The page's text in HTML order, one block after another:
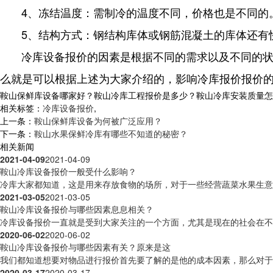
4、冻结温度：需制冷的温度不同，价格也是不同的
5、结构方式：钢结构库体或钢筋混凝土的库体还
冷库设备报价的因素是根据不同的需求以及不同的
么就是可以根据上述为大家介绍的，影响冷库报价报价
鞍山保鲜库设备哪家好？鞍山冷库工程报价是多少？鞍山冷库安装质
相关标签： 冷库设备报价,
上一条： 鞍山保鲜库设备为何被广泛应用？
下一条： 鞍山水果保鲜冷库有哪些不知道的秘密？
相关新闻
2021-04-092021-04-09
鞍山冷库设备报价一般受什么影响？
冷库大家都知道，这是用来存放食物的场所，对于一些经营蔬菜水果生
2021-03-052021-03-05
鞍山冷库设备报价与哪些因素息息相关？
冷库设备报价一直就是受到大家关注的一个方面，尤其是现在的社会在
2020-06-022020-06-02
鞍山冷库设备报价与哪些因素有关？原来是这
我们都知道想要对物品进行报价首先要了解的是他的成本因素，那么对